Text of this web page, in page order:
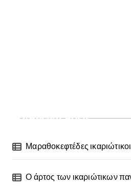
Recent Posts
Μαραθοκεφτέδες ικαριώτικοι
Ο άρτος των ικαριώτικων